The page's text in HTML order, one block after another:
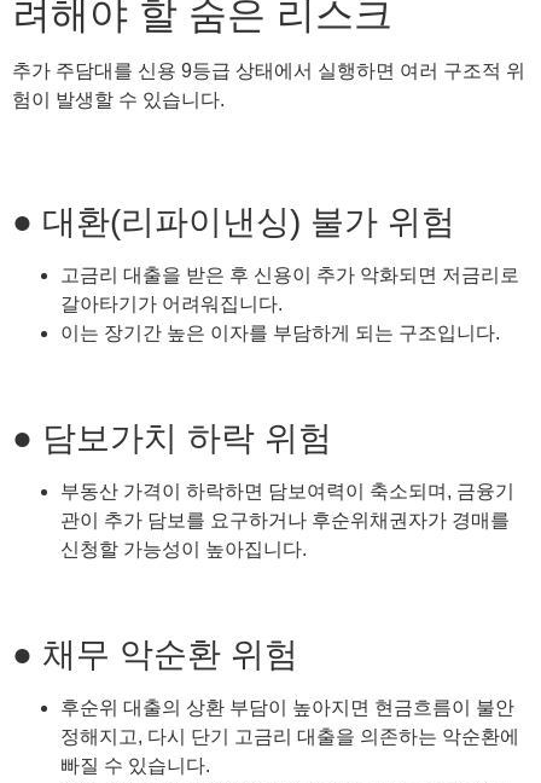
려해야 할 숨은 리스크
추가 주담대를 신용 9등급 상태에서 실행하면 여러 구조적 위
험이 발생할 수 있습니다.
● 대환(리파이낸싱) 불가 위험
고금리 대출을 받은 후 신용이 추가 악화되면 저금리로
갈아타기가 어려워집니다.
이는 장기간 높은 이자를 부담하게 되는 구조입니다.
● 담보가치 하락 위험
부동산 가격이 하락하면 담보여력이 축소되며, 금융기
관이 추가 담보를 요구하거나 후순위채권자가 경매를
신청할 가능성이 높아집니다.
● 채무 악순환 위험
후순위 대출의 상환 부담이 높아지면 현금흐름이 불안
정해지고, 다시 단기 고금리 대출을 의존하는 악순환에
빠질 수 있습니다.